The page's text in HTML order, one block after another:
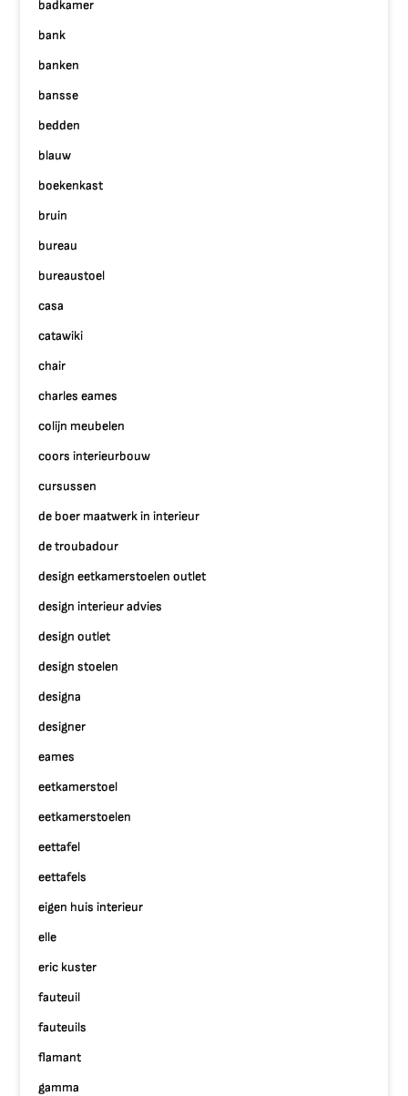
badkamer
bank
banken
bansse
bedden
blauw
boekenkast
bruin
bureau
bureaustoel
casa
catawiki
chair
charles eames
colijn meubelen
coors interieurbouw
cursussen
de boer maatwerk in interieur
de troubadour
design eetkamerstoelen outlet
design interieur advies
design outlet
design stoelen
designa
designer
eames
eetkamerstoel
eetkamerstoelen
eettafel
eettafels
eigen huis interieur
elle
eric kuster
fauteuil
fauteuils
flamant
gamma